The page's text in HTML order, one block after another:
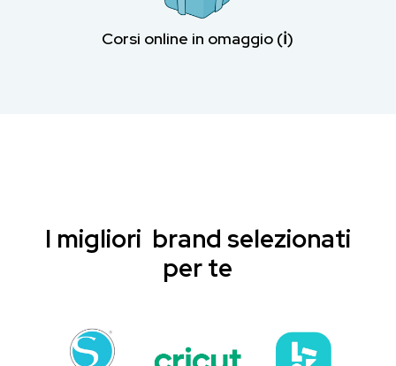
Corsi online in omaggio (ℹ︎)
I migliori brand selezionati
per te